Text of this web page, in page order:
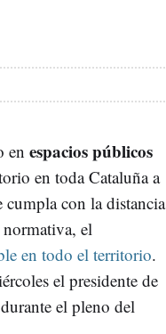
en espacios públicos
en toda Cataluña a
cumpla con la distancia
normativa, el
en todo el territorio.
el presidente de
el pleno del